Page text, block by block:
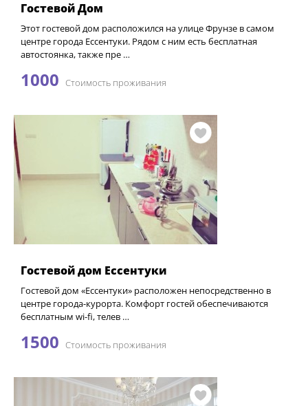
Гостевой Дом
Этот гостевой дом расположился на улице Фрунзе в самом
центре города Ессентуки. Рядом с ним есть бесплатная
автостоянка, также пре …
1000 Стоимость проживания
Гостевой дом Ессентуки
Гостевой дом «Ессентуки» расположен непосредственно в
центре города-курорта. Комфорт гостей обеспечиваются
бесплатным wi-fi, телев …
1500 Стоимость проживания